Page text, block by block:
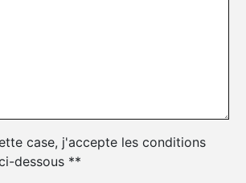
case, j'accepte les conditions
dessous **